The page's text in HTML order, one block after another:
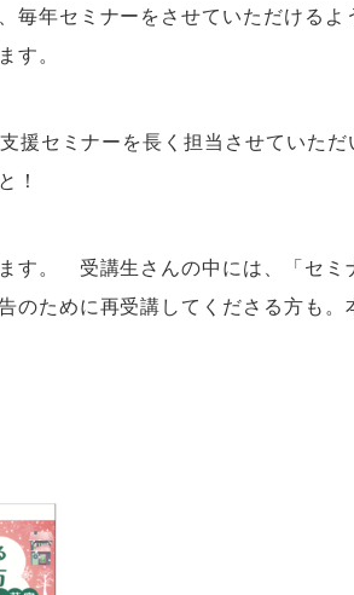
年セミナーをさせていただけるよ
す。
セミナーを長く担当させていただ
！
す。 受講生さんの中には、「セミ
のために再受講してくださる方も。